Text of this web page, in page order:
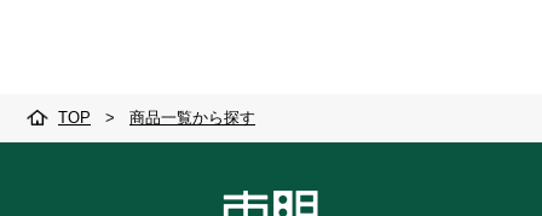
TOP > 商品一覧から探す